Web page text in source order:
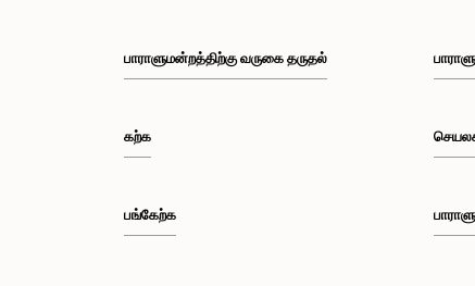
பாராளுமன்றத்திற்கு வருகை தருதல்
கற்க
பங்கேற்க